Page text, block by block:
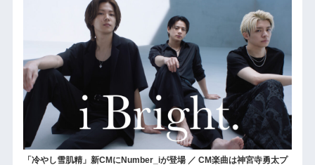
「冷やし雪肌精」新CMにNumber_iが登場 ／ CM楽曲は神宮寺勇太プ